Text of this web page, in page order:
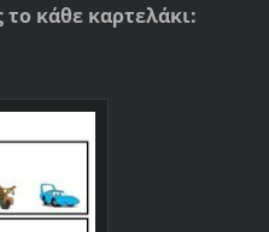
κάθε καρτελάκι: